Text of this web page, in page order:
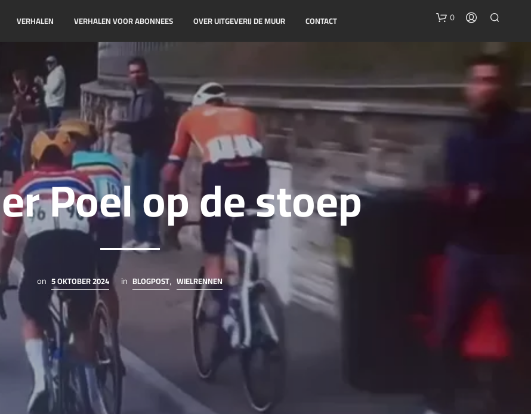
VERHALEN VERHALEN VOOR ABONNEES OVER UITGEVERIJ DE MUUR CONTACT 0
E
P
W
Poel op de stoep
on 5 OKTOBER 2024 in BLOGPOST, WIELRENNEN